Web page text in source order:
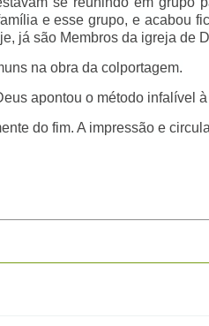
e esse grupo, e acabou
já são Membros da igreja de
na obra da colportagem.
apontou o método infalível
do fim. A impressão e